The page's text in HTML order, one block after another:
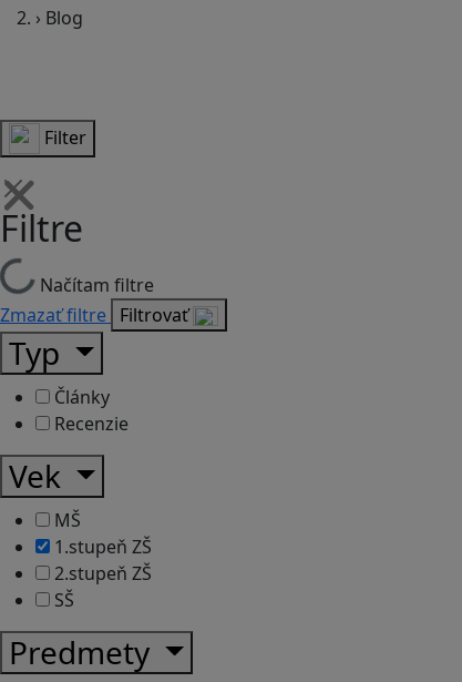
› Blog
Filter
Filtre
Načítam filtre
Zmazať filtre Filtrovať
Typ
Články
Recenzie
Vek
MŠ
1.stupeň ZŠ
2.stupeň ZŠ
SŠ
Predmety